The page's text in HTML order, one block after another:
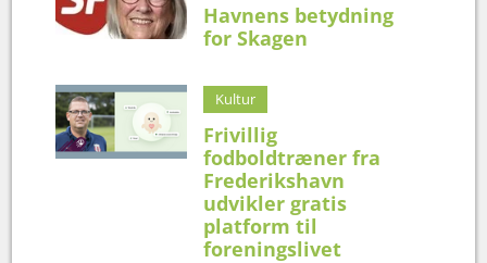
Havnens betydning
for Skagen
Kultur
Frivillig
fodboldtræner fra
Frederikshavn
udvikler gratis
platform til
foreningslivet